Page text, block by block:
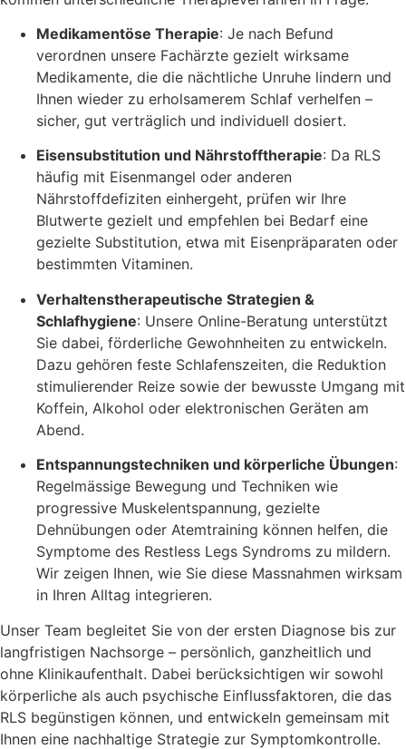
Medikamentöse Therapie: Je nach Befund
verordnen unsere Fachärzte gezielt wirksame
Medikamente, die die nächtliche Unruhe lindern und
Ihnen wieder zu erholsamerem Schlaf verhelfen –
sicher, gut verträglich und individuell dosiert.
Eisensubstitution und Nährstofftherapie: Da RLS
häufig mit Eisenmangel oder anderen
Nährstoffdefiziten einhergeht, prüfen wir Ihre
Blutwerte gezielt und empfehlen bei Bedarf eine
gezielte Substitution, etwa mit Eisenpräparaten oder
bestimmten Vitaminen.
Verhaltenstherapeutische Strategien &
Schlafhygiene: Unsere Online-Beratung unterstützt
Sie dabei, förderliche Gewohnheiten zu entwickeln.
Dazu gehören feste Schlafenszeiten, die Reduktion
stimulierender Reize sowie der bewusste Umgang mit
Koffein, Alkohol oder elektronischen Geräten am
Abend.
Entspannungstechniken und körperliche Übungen:
Regelmässige Bewegung und Techniken wie
progressive Muskelentspannung, gezielte
Dehnübungen oder Atemtraining können helfen, die
Symptome des Restless Legs Syndroms zu mildern.
Wir zeigen Ihnen, wie Sie diese Massnahmen wirksam
in Ihren Alltag integrieren.
Unser Team begleitet Sie von der ersten Diagnose bis zur
langfristigen Nachsorge – persönlich, ganzheitlich und
ohne Klinikaufenthalt. Dabei berücksichtigen wir sowohl
körperliche als auch psychische Einflussfaktoren, die das
RLS begünstigen können, und entwickeln gemeinsam mit
Ihnen eine nachhaltige Strategie zur Symptomkontrolle.